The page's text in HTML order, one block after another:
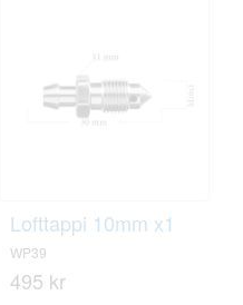
Lofttappi 10mm x1
WP39
495 kr